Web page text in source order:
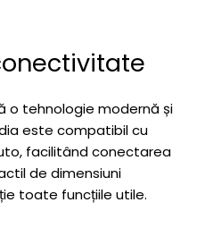
o tehnologie modernă și
este compatibil cu
facilitând conectarea
de dimensiuni
toate funcțiile utile.